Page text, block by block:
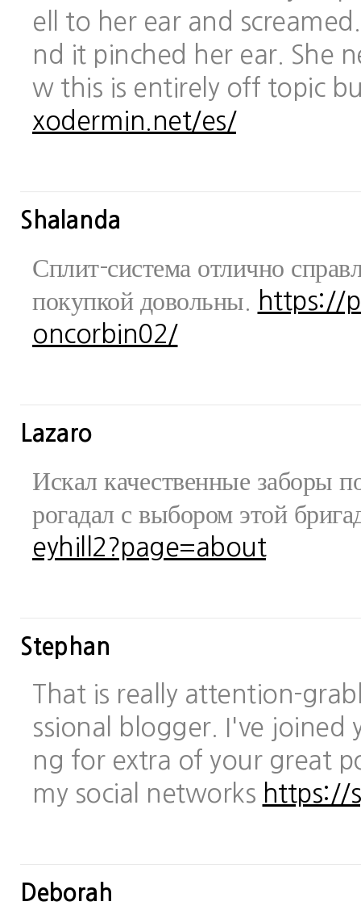
ell to her ear and
nd it pinched her ear. She
w this is entirely off topic
xodermin.net/es/
Shalanda
Сплит-система отлично
покупкой довольны.
https://
oncorbin02/
Lazaro
Искал качественные заборы
рогадал с выбором этой
eyhill2?page=about
Stephan
That is really attention-
ssional blogger. I've joined
ng for extra of your great
my social networks https://
Deborah